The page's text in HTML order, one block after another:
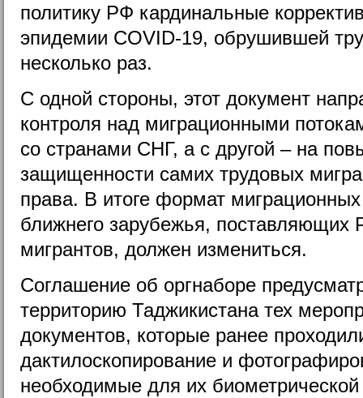
политику РФ кардинальные
эпидемии COVID-19, обрушившей
несколько раз.
С одной стороны, этот документ
контроля над миграционными
со странами СНГ, а с другой – на
защищенности самих трудовых
права. В итоге формат
ближнего зарубежья, поставляющих
мигрантов, должен измениться.
Соглашение об оргнаборе
территорию Таджикистана тех
документов, которые ранее
дактилоскопирование и
необходимые для их